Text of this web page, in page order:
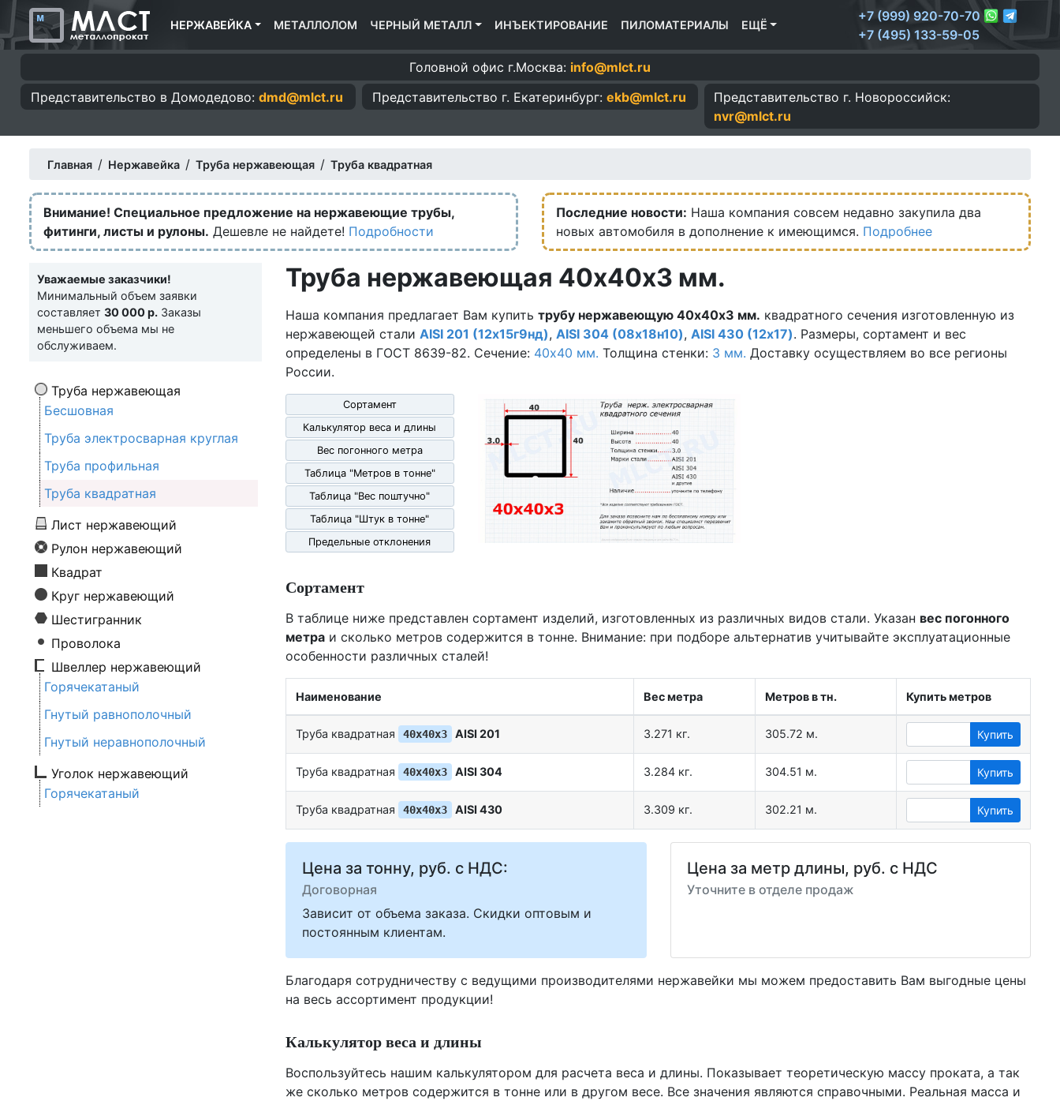
НЕРЖАВЕЙКА МЕТАЛЛОЛОМ ЧЕРНЫЙ МЕТАЛЛ ИНЪЕКТИРОВАНИЕ ПИЛОМАТЕРИАЛЫ ЕЩЁ
+7 (999) 920-70-70
+7 (495) 133-59-05
Головной офис г.Москва: info@mlct.ru
Представительство вДомодедово: dmd@mlct.ru Представительство г. Екатеринбург:ekb@mlct.ru Представительство г. Новороссийск:
nvr@mlct.ru
Главная / Нержавейка / Труба нержавеющая / Труба квадратная
Внимание! Специальное предложение на нержавеющие трубы,
фитинги, листы и рулоны. Дешевле не найдете! Подробности
Последние новости: Наша компания совсем недавно закупила два
новых автомобиля в дополнение к имеющимся. Подробнее
Уважаемые заказчики!
Минимальный объем заявки
составляет 30 000 р. Заказы
меньшего объема мы не
обслуживаем.
Труба нержавеющая
Бесшовная
Труба электросварная круглая
Труба профильная
Труба квадратная
Лист нержавеющий
Рулон нержавеющий
Квадрат
Круг нержавеющий
Шестигранник
Проволока
Швеллер нержавеющий
Горячекатаный
Гнутый равнополочный
Гнутый неравнополочный
Уголок нержавеющий
Горячекатаный
Труба нержавеющая 40х40х3 мм.
Наша компания предлагает Вам купить трубу нержавеющую 40х40х3 мм. квадратного сечения изготовленную из
нержавеющей стали AISI 201 (12х15г9нд), AISI 304 (08х18н10), AISI 430 (12х17). Размеры, сортамент и вес
определены в ГОСТ 8639-82. Сечение: 40х40 мм. Толщина стенки: 3 мм. Доставку осуществляем во все регионы
России.
Сортамент
Калькулятор веса и длины
Вес погонного метра
Таблица "Метров в тонне"
Таблица "Вес поштучно"
Таблица "Штук в тонне"
Предельные отклонения
Сортамент
В таблице ниже представлен сортамент изделий, изготовленных из различных видов стали. Указан вес погонного
метра и сколько метров содержится в тонне. Внимание: при подборе альтернатив учитывайте эксплуатационные
особенности различных сталей!
Наименование Вес метра Метров в тн. Купить метров
Труба квадратная 40х40х3 AISI 201 3.271 кг. 305.72 м. Купить
Труба квадратная 40х40х3 AISI 304 3.284 кг. 304.51 м. Купить
Труба квадратная 40х40х3 AISI 430 3.309 кг. 302.21 м. Купить
Цена за тонну, руб. с НДС:
Договорная
Зависит от объема заказа. Скидки оптовым и
постоянным клиентам.
Цена за метр длины, руб. с НДС
Уточните в отделе продаж
Благодаря сотрудничеству с ведущими производителями нержавейки мы можем предоставить Вам выгодные цены
на весь ассортимент продукции!
Калькулятор веса и длины
Воспользуйтесь нашим калькулятором для расчета веса и длины. Показывает теоретическую массу проката, а так
же сколько метров содержится в тонне или в другом весе. Все значения являются справочными. Реальная масса и